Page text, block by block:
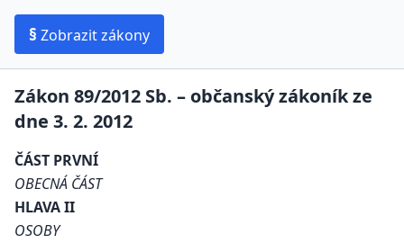
§ Zobrazit zákony
Zákon 89/2012 Sb. – občanský zákoník ze
dne 3. 2. 2012
ČÁST PRVNÍ
OBECNÁ ČÁST
HLAVA II
OSOBY